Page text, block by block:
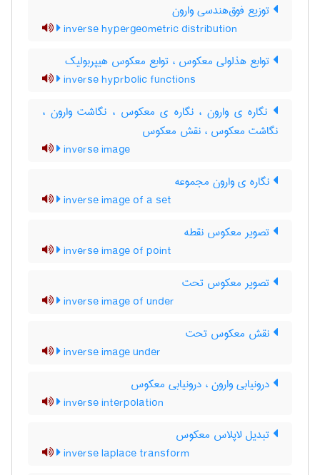
توزیع فوق‌هندسی وارون
inverse hypergeometric distribution
توابع هذلولی معکوس ، توابع معکوس هیپربولیک
inverse hyprbolic functions
نگاره ی وارون ، نگاره ی معکوس ، نگاشت وارون ،
نگاشت معکوس ، نقش معکوس
inverse image
نگاره ی وارون مجموعه
inverse image of a set
تصویر معکوس نقطه
inverse image of point
تصویر معکوس تحت
inverse image of under
نقش معکوس تحت
inverse image under
درونیابی وارون ، درونیابی معکوس
inverse interpolation
تبدیل لاپلاس معکوس
inverse laplace transform